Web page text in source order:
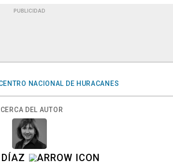
PUBLICIDAD
NACIONAL DE HURACANES
DEL AUTOR